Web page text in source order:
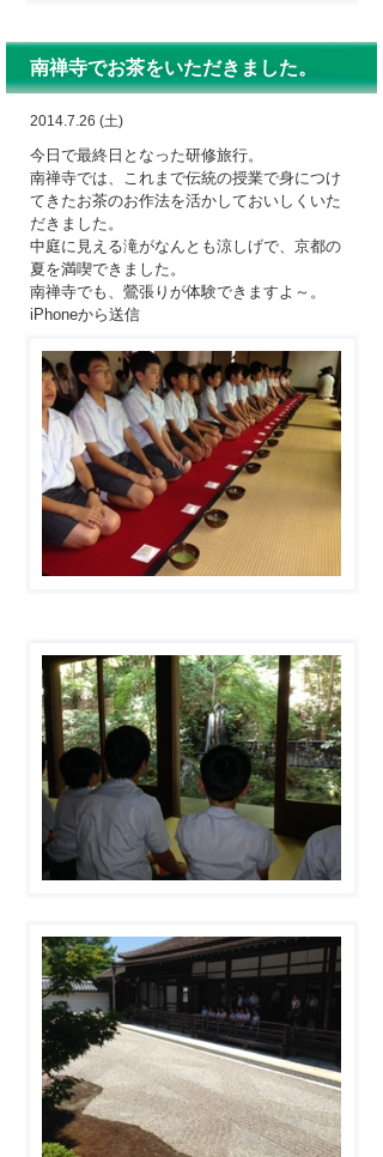
南禅寺でお茶をいただきました。
2014.7.26 (土)
今日で最終日となった研修旅行。
南禅寺では、これまで伝統の授業で身につけ
てきたお茶のお作法を活かしておいしくいた
だきました。
中庭に見える滝がなんとも涼しげで、京都の
夏を満喫できました。
南禅寺でも、鶯張りが体験できますよ～。
iPhoneから送信